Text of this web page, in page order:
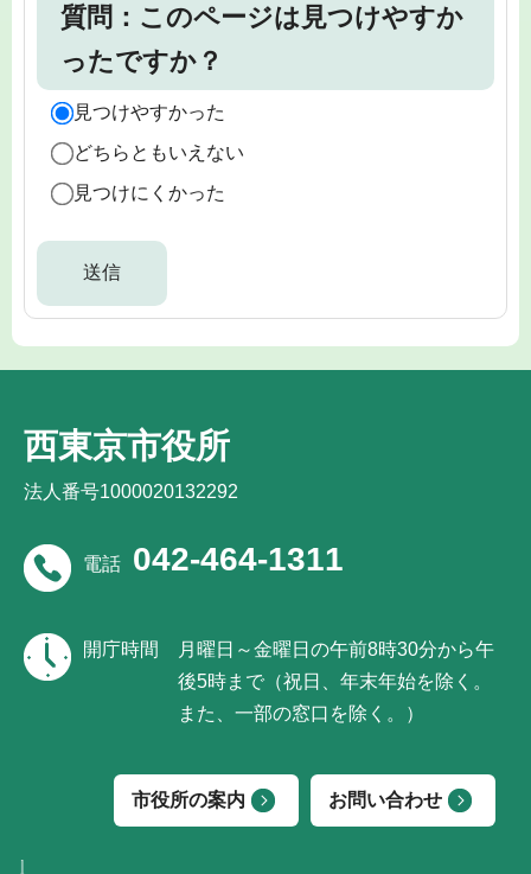
質問：このページは見つけやすか
ったですか？
見つけやすかった
どちらともいえない
見つけにくかった
西東京市役所
法人番号1000020132292
電話 042-464-1311
開庁時間
月曜日～金曜日の午前8時30分から午
後5時まで（祝日、年末年始を除く。
また、一部の窓口を除く。）
市役所の案内 お問い合わせ